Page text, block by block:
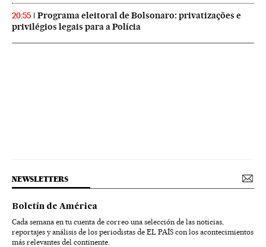
20:55
Programa eleitoral de Bolsonaro: privatizações e
privilégios legais para a Polícia
NEWSLETTERS
Boletín de América
Cada semana en tu cuenta de correo una selección de las noticias,
reportajes y análisis de los periodistas de EL PAÍS con los acontecimientos
más relevantes del continente.